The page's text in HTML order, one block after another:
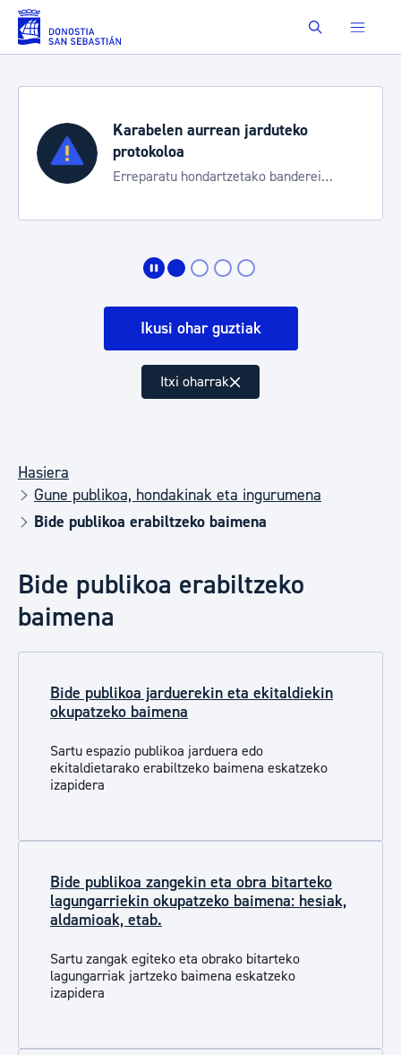
Eduki nagusira joan Buscar
Karabelen aurrean jarduteko
protokoloa
Erreparatu hondartzetako banderei
Ikusi ohar guztiak
Itxi oharrak
Hasiera
Gune publikoa, hondakinak eta ingurumena
Bide publikoa erabiltzeko baimena
Bide publikoa erabiltzeko
baimena
Bide publikoa jarduerekin eta ekitaldiekin
okupatzeko baimena
Sartu espazio publikoa jarduera edo
ekitaldietarako erabiltzeko baimena eskatzeko
izapidera
Bide publikoa zangekin eta obra bitarteko
lagungarriekin okupatzeko baimena: hesiak,
aldamioak, etab.
Sartu zangak egiteko eta obrako bitarteko
lagungarriak jartzeko baimena eskatzeko
izapidera